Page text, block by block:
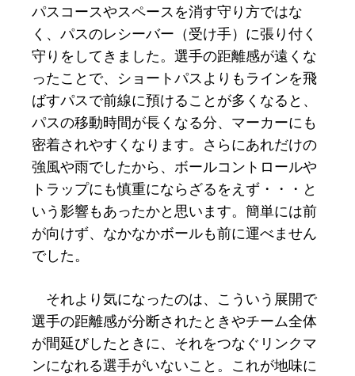
パスコースやスペースを消す守り方ではな
く、パスのレシーバー（受け手）に張り付く
守りをしてきました。選手の距離感が遠くな
ったことで、ショートパスよりもラインを飛
ばすパスで前線に預けることが多くなると、
パスの移動時間が長くなる分、マーカーにも
密着されやすくなります。さらにあれだけの
強風や雨でしたから、ボールコントロールや
トラップにも慎重にならざるをえず・・・と
いう影響もあったかと思います。簡単には前
が向けず、なかなかボールも前に運べません
でした。
それより気になったのは、こういう展開で
選手の距離感が分断されたときやチーム全体
が間延びしたときに、それをつなぐリンクマ
ンになれる選手がいないこと。これが地味に